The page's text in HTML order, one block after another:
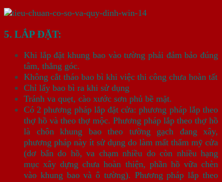
5. LẮP ĐẶT:
Khi lắp đặt khung bao vào tường phải đảm bảo đúng
tâm, thẳng góc.
Không cắt tháo bao bì khi việc thi công chưa hoàn tất
Chỉ lấy bao bì ra khi sử dụng
Tránh va quẹt, cào xước sơn phủ bề mặt.
Có 2 phương pháp lắp đặt cửa: phương pháp lắp theo
thợ hồ và theo thợ mộc. Phương pháp lắp theo thợ hồ
là chôn khung bao theo tường gạch đang xây,
phương pháp này ít sử dụng do làm mất thẩm mỹ cửa
(dơ bẩn do hồ, va chạm nhiều do còn nhiều hạng
mục xây dựng chưa hoàn thiện, phần hồ vữa chèn
vào khung bao và ô tường). Phương pháp lắp theo